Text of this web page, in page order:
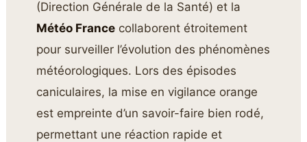
(Direction Générale de la Santé) et la
Météo France collaborent étroitement
pour surveiller l’évolution des phénomènes
météorologiques. Lors des épisodes
caniculaires, la mise en vigilance orange
est empreinte d’un savoir-faire bien rodé,
permettant une réaction rapide et